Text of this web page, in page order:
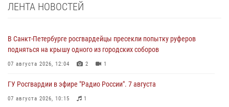
ЛЕНТА НОВОСТЕЙ
В Санкт-Петербурге росгвардейцы пресекли попытку руферов
подняться на крышу одного из городских соборов
07 августа 2026, 12:04 2 1
ГУ Росгвардии в эфире "Радио России". 7 августа
07 августа 2026, 10:15 1